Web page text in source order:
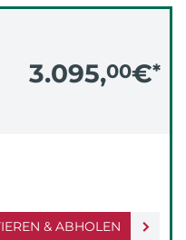
3.095,00€*
& ABHOLEN